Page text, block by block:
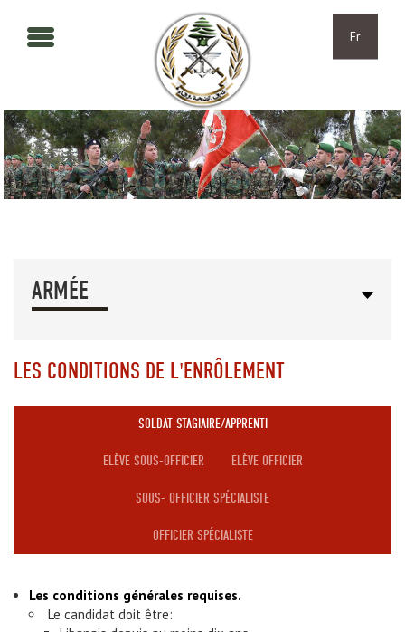
Fr
ARMÉE
LES CONDITIONS DE L'ENRÔLEMENT
SOLDAT STAGIAIRE/APPRENTI
ELÈVE SOUS-OFFICIER ELÈVE OFFICIER
SOUS- OFFICIER SPÉCIALISTE
OFFICIER SPÉCIALISTE
Les conditions générales requises.
Le candidat doit être: